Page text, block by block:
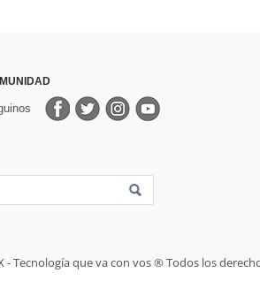
- Tecnología que va con vos ® Todos los